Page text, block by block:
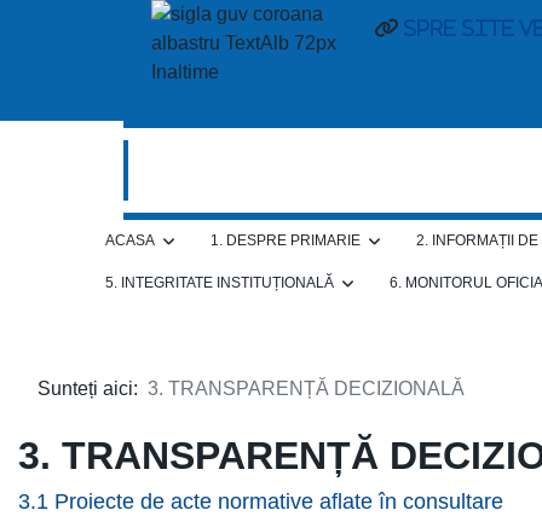
spre site
ACASA 1. DESPRE PRIMARIE 2. INFORMAȚII
5. INTEGRITATE INSTITUȚIONALĂ 6. MONITORUL
Sunteți aici: 3. TRANSPARENȚĂ DECIZIONALĂ
3. TRANSPARENȚĂ
3.1 Proiecte de acte normative aflate în consultare